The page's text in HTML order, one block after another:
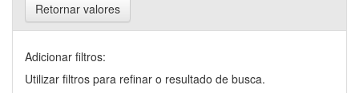
Retornar valores
Adicionar filtros:
Utilizar filtros para refinar o resultado de busca.